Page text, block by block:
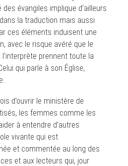
évangiles implique d’ailleurs
la traduction mais aussi
ces éléments induisent une
avec le risque avéré que le
prennent toute la
qui parle à son Église,
d’ouvrir le ministère de
les femmes comme les
à entendre d’autres
vivante qui est
et commentée au long des
et aux lecteurs qui, jour